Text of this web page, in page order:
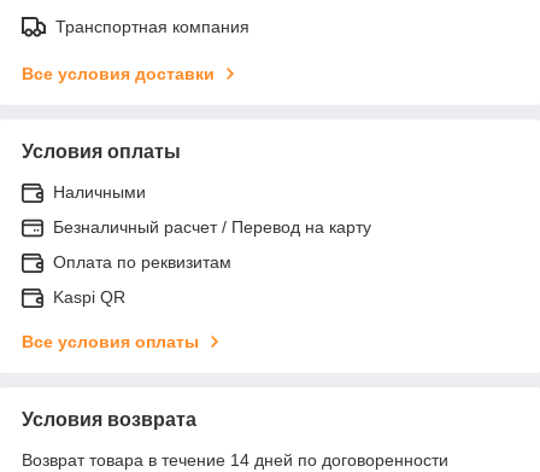
Транспортная компания
Все условия доставки
Условия оплаты
Наличными
Безналичный расчет / Перевод на карту
Оплата по реквизитам
Kaspi QR
Все условия оплаты
Условия возврата
Возврат товара в течение 14 дней по договоренности